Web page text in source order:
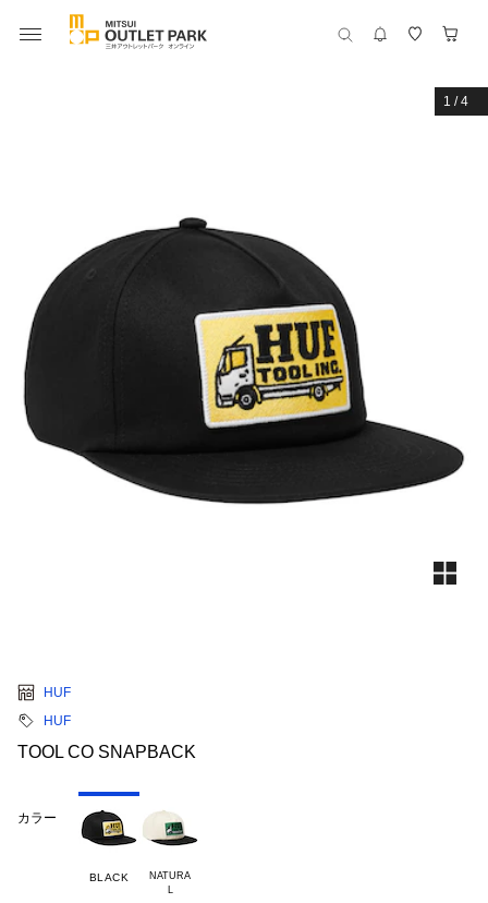
1 /4
HUF
HUF
TOOL CO SNAPBACK
カラー
BLACK
NATURA